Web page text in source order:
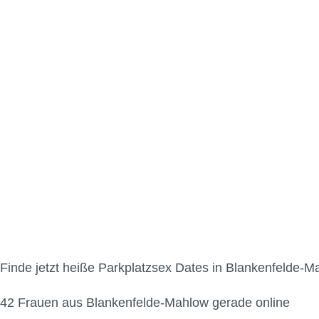
Finde jetzt heiße Parkplatzsex Dates in Blankenfelde-
42 Frauen aus Blankenfelde-Mahlow gerade online